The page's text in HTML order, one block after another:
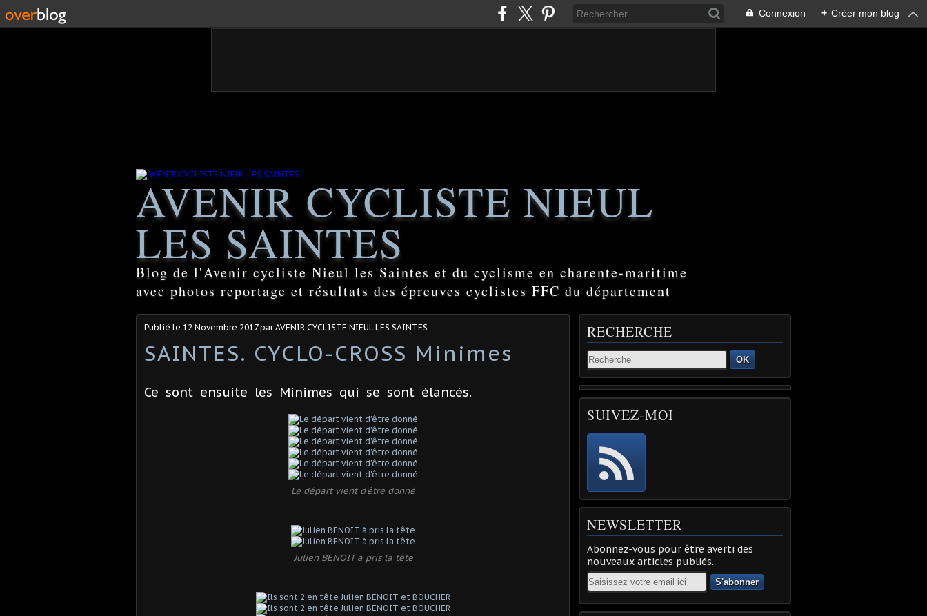
Connexion + Créer mon blog
AVENIR CYCLISTE NIEUL
LES SAINTES
Blog de l'Avenir cycliste Nieul les Saintes et du cyclisme en charente-maritime
avec photos reportage et résultats des épreuves cyclistes FFC du département
Publié le 12 Novembre 2017par AVENIR CYCLISTE NIEUL LES SAINTES
SAINTES. CYCLO-CROSS Minimes
Ce sont ensuite les Minimes qui se sont élancés.
Le départ vient d'être donné
Julien BENOIT à pris la tête
RECHERCHE
OK
SUIVEZ-MOI
NEWSLETTER
Abonnez-vous pour être averti des
nouveaux articles publiés.
Email